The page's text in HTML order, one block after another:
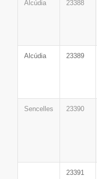
Alcúdia 23388
Alcúdia 23389
Sencelles 23390
23391